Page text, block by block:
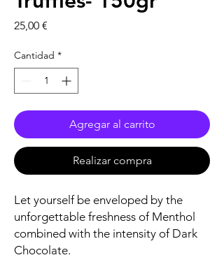
25,00 €
Cantidad *
Agregar al carrito
Realizar compra
Let yourself be enveloped by the
unforgettable freshness of Menthol
combined with the intensity of Dark
Chocolate.